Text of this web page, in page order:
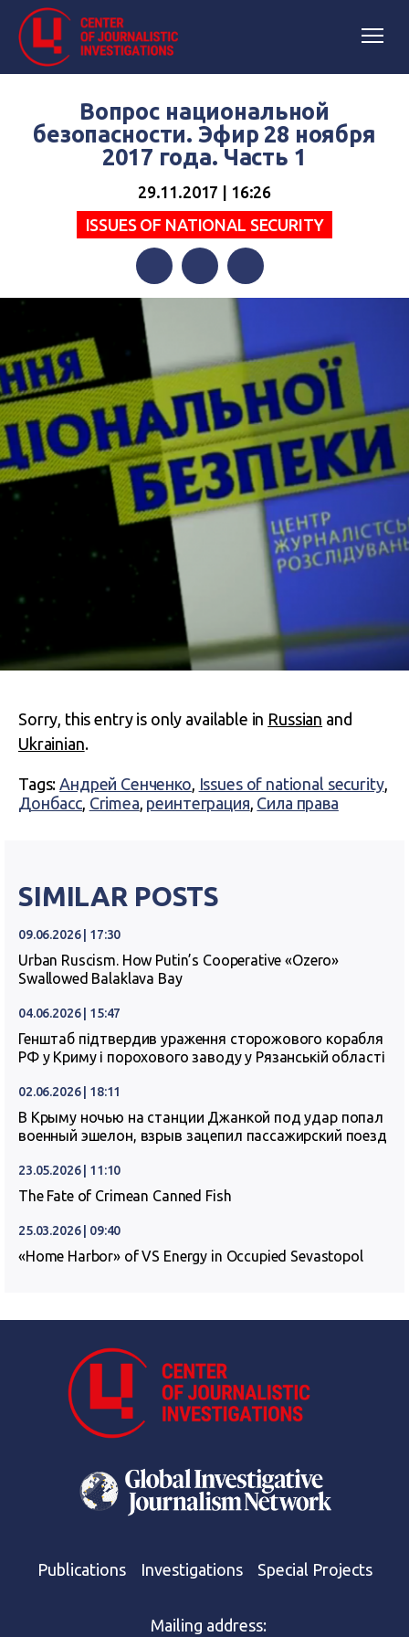
Вопрос национальной
безопасности. Эфир 28 ноября
2017 года. Часть 1
29.11.2017 | 16:26
ISSUES OF NATIONAL SECURITY
FacebookTwitterTelegram
Sorry, this entry is only available in Russian and
Ukrainian.
Tags:Андрей Сенченко, Issues of national security,
Донбасс, Crimea, реинтеграция, Сила права
SIMILAR POSTS
09.06.2026 | 17:30
Urban Ruscism. How Putin’s Cooperative «Ozero»
Swallowed Balaklava Bay
04.06.2026 | 15:47
Генштаб підтвердив ураження сторожового корабля
РФ у Криму і порохового заводу у Рязанській області
02.06.2026 | 18:11
В Крыму ночью на станции Джанкой под удар попал
военный эшелон, взрыв зацепил пассажирский поезд
23.05.2026 | 11:10
The Fate of Crimean Canned Fish
25.03.2026 | 09:40
«Home Harbor» of VS Energy in Occupied Sevastopol
Publications Investigations Special Projects
Mailing address: